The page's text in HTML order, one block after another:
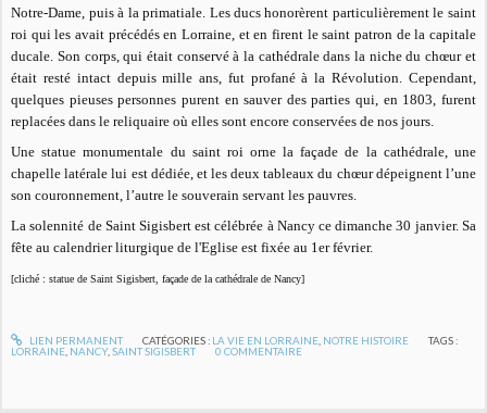
Notre-Dame, puis à la primatiale. Les ducs honorèrent particulièrement le saint
roi qui les avait précédés en Lorraine, et en firent le saint patron de la capitale
ducale. Son corps, qui était conservé à la cathédrale dans la niche du chœur et
était resté intact depuis mille ans, fut profané à la Révolution. Cependant,
quelques pieuses personnes purent en sauver des parties qui, en 1803, furent
replacées dans le reliquaire où elles sont encore conservées de nos jours.
Une statue monumentale du saint roi orne la façade de la cathédrale, une
chapelle latérale lui est dédiée, et les deux tableaux du chœur dépeignent l’une
son couronnement, l’autre le souverain servant les pauvres.
La solennité de Saint Sigisbert est célébrée à Nancy ce dimanche 30 janvier. Sa
fête au calendrier liturgique de l'Eglise est fixée au 1er février.
[cliché : statue de Saint Sigisbert, façade de la cathédrale de Nancy]
LIEN PERMANENT CATÉGORIES : LA VIE EN LORRAINE, NOTRE HISTOIRE
TAGS :
LORRAINE NANCY,SAINT SIGISBERT 0 COMMENTAIRE